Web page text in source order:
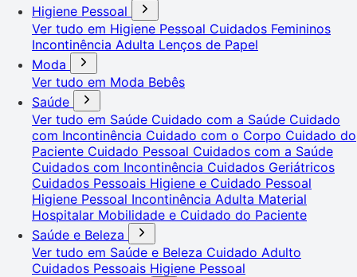
Higiene Pessoal
Ver tudo em Higiene Pessoal Cuidados Femininos
Incontinência Adulta Lenços de Papel
Moda
Ver tudo em Moda Bebês
Saúde
Ver tudo em Saúde Cuidado com a Saúde Cuidado
com Incontinência Cuidado com o Corpo Cuidado do
Paciente Cuidado Pessoal Cuidados com a Saúde
Cuidados com Incontinência Cuidados Geriátricos
Cuidados Pessoais Higiene e Cuidado Pessoal
Higiene Pessoal Incontinência Adulta Material
Hospitalar Mobilidade e Cuidado do Paciente
Saúde e Beleza
Ver tudo em Saúde e Beleza Cuidado Adulto
Cuidados Pessoais Higiene Pessoal